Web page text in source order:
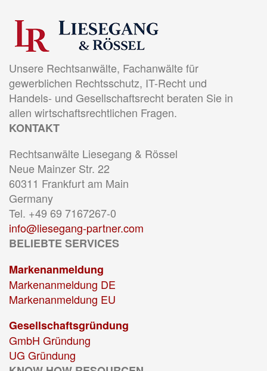
Unsere Rechtsanwälte, Fachanwälte für
gewerblichen Rechtsschutz, IT-Recht und
Handels- und Gesellschaftsrecht beraten Sie in
allen wirtschaftsrechtlichen Fragen.
KONTAKT
Rechtsanwälte Liesegang & Rössel
Neue Mainzer Str. 22
60311 Frankfurt am Main
Germany
Tel. +49 69 7167267-0
info@liesegang-partner.com
BELIEBTE SERVICES
Markenanmeldung
Markenanmeldung DE
Markenanmeldung EU
Gesellschaftsgründung
GmbH Gründung
UG Gründung